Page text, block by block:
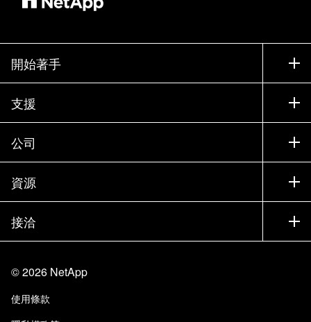
開始著手
如何購買
聯絡銷售人員
尋找合作夥伴
試用產品
執行簡報
產品（依英文字母順序排列）
支援
支援
訓練
說明文件
知識庫
社群
公司
公司
合作夥伴
工作機會
信任中心
責任與永續
資源
新聞
活動
部落格
客戶使用經驗
客戶成功案例
接洽
網站意見反應
存取性
©2026 NetApp
使用條款